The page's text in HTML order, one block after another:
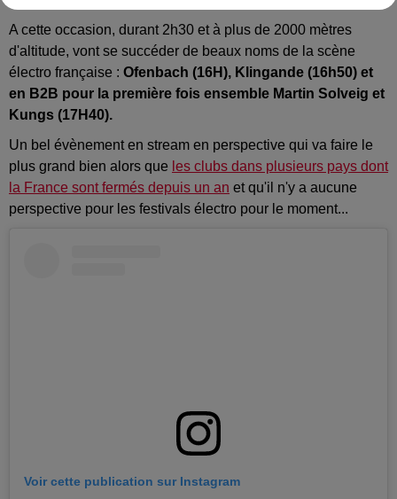
A cette occasion, durant 2h30 et à plus de 2000 mètres
d'altitude, vont se succéder de beaux noms de la scène
électro française : Ofenbach (16H), Klingande (16h50) et
en B2B pour la première fois ensemble Martin Solveig et
Kungs (17H40).
Un bel évènement en stream en perspective qui va faire le
plus grand bien alors que les clubs dans plusieurs pays dont
la France sont fermés depuis un an et qu'il n'y a aucune
perspective pour les festivals électro pour le moment...
Voir cette publication sur Instagram